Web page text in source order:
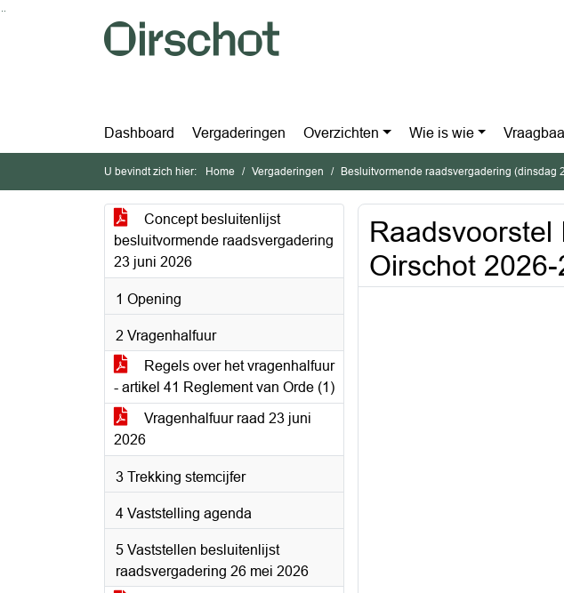
Ga naar de inhoud van deze pagina
Ga naar het zoeken
Ga naar het menu
Dashboard Vergaderingen Overzichten Wie is wie
U bevindt zich hier: Home Vergaderingen Besluitvormende raadsvergadering (dinsdag
Concept besluitenlijst
besluitvormende raadsvergadering
23 juni 2026
1 Opening
2 Vragenhalfuur
Regels over het vragenhalfuur
- artikel 41 Reglement van Orde (1)
Vragenhalfuur raad 23 juni
2026
3 Trekking stemcijfer
4 Vaststelling agenda
5 Vaststellen besluitenlijst
raadsvergadering 26 mei 2026
Raadsvoorstel
Oirschot